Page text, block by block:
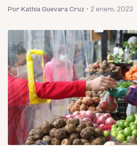
Por Kathia Guevara Cruz • 2 enero, 2023